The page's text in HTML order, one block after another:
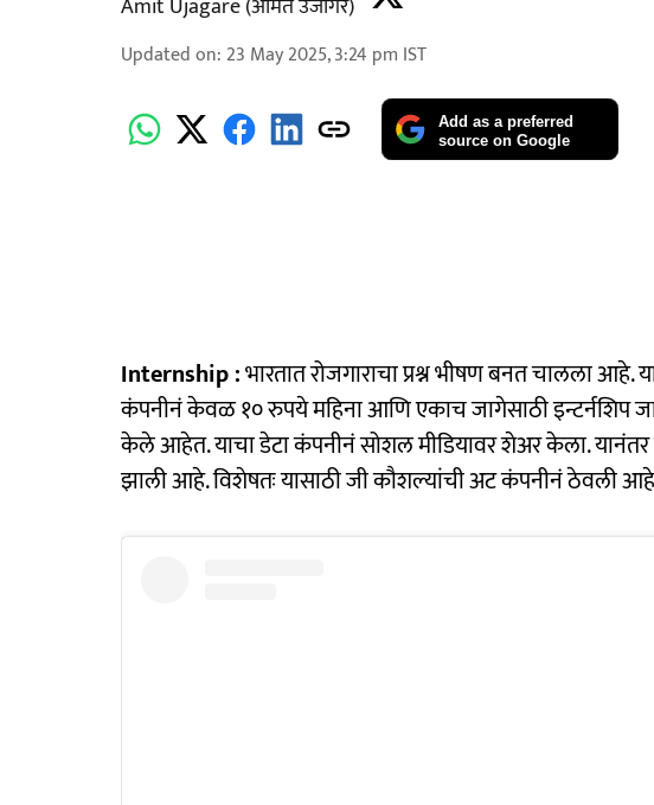
Amit Ujagare (अमित उजागरे)
Updated on: 23 May 2025, 3:24 pm IST
Add as a preferred
source on Google
Internship :भारतात रोजगाराचा प्रश्न भीषण बनत चालला
कंपनीनं केवळ १० रुपये महिना आणि एकाच जागेसाठी इन्टर्नशिप
केले आहेत. याचा डेटा कंपनीनं सोशल मीडियावर शेअर केला. यानंतर
झाली आहे. विशेषतः यासाठी जी कौशल्यांची अट कंपनीनं ठेवली